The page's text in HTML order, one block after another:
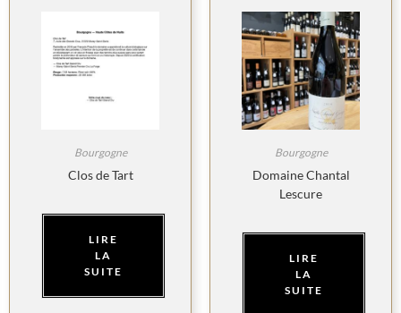
Bourgogne
Clos de Tart
LIRE
LA
SUITE
Bourgogne
Domaine Chantal
Lescure
LIRE
LA
SUITE